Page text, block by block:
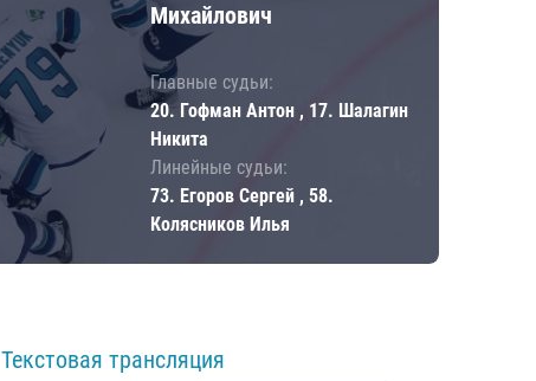
Михайлович
Главные судьи:
20. Гофман Антон , 17. Шалагин
Никита
Линейные судьи:
73. Егоров Сергей , 58.
Колясников Илья
Текстовая трансляция